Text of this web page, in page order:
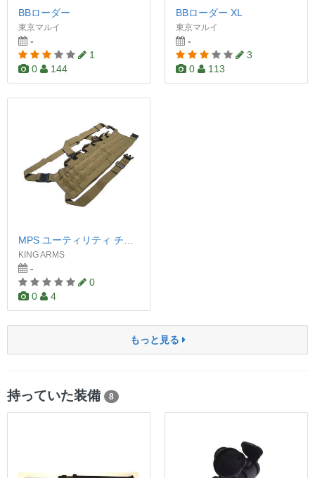
BBローダー
東京マルイ
-
1
0
144
BBローダー XL
東京マルイ
-
3
0
113
KING ARMS
-
0
0
4
もっと見る
持っていた装備 8